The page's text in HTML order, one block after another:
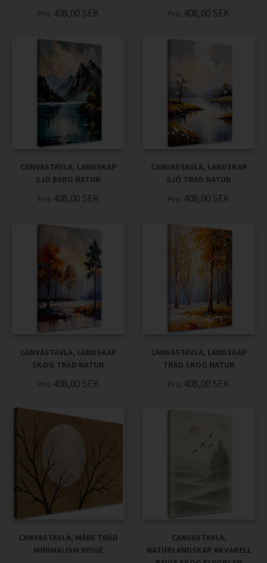
Pris 408,00 SEK
Pris 408,00 SEK
CANVASTAVLA, LANDSKAP
SJÖ BERG NATUR
Pris 408,00 SEK
CANVASTAVLA, LANDSKAP
SJÖ TRÄD NATUR
Pris 408,00 SEK
CANVASTAVLA, LANDSKAP
SKOG TRÄD NATUR
Pris 408,00 SEK
CANVASTAVLA, LANDSKAP
TRÄD SKOG NATUR
Pris 408,00 SEK
CANVASTAVLA, MÅNE TRÄD
MINIMALISM BEIGE
CANVASTAVLA,
NATURLANDSKAP AKVARELL